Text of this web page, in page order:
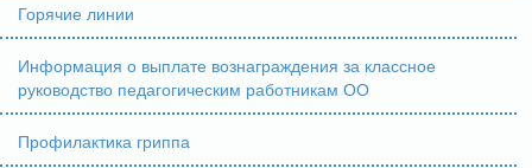
Горячие линии
Информация о выплате вознаграждения за классное
руководство педагогическим работникам ОО
Профилактика гриппа